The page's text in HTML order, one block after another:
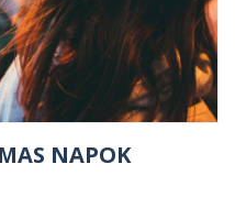
NAPOK